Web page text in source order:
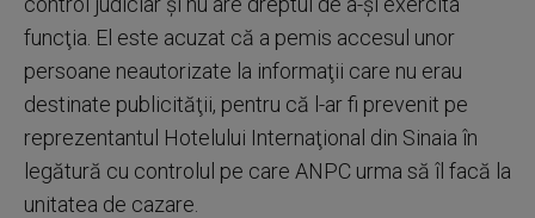
funcţia. El este acuzat că a pemis accesul unor
persoane neautorizate la informaţii care nu erau
destinate publicităţii, pentru că l-ar fi prevenit pe
reprezentantul Hotelului Internaţional din Sinaia în
legătură cu controlul pe care ANPC urma să îl facă la
unitatea de cazare.